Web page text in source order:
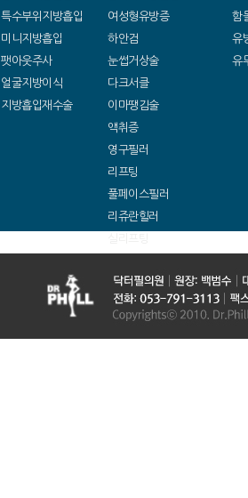
특수부위지방흡입
미니지방흡입
팻아웃주사
얼굴지방이식
지방흡입재수술
여성형유방증
하안검
눈썹거상술
다크서클
이마땡김술
액취증
영구필러
리프팅
풀페이스필러
리쥬란힐러
함
유
유